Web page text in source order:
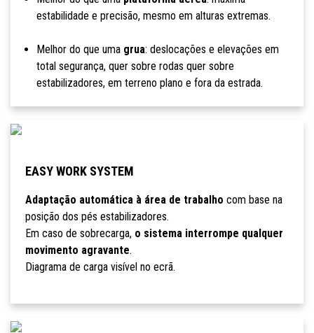
estabilidade e precisão, mesmo em alturas extremas.
Melhor do que uma grua: deslocações e elevações em
total segurança, quer sobre rodas quer sobre
estabilizadores, em terreno plano e fora da estrada.
EASY WORK SYSTEM
Adaptação automática à área de trabalho com base na
posição dos pés estabilizadores.
Em caso de sobrecarga, o sistema interrompe qualquer
movimento agravante.
Diagrama de carga visível no ecrã.